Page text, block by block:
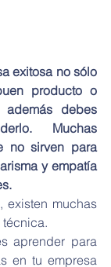
exitosa no sólo
producto o
además debes
Muchas
no sirven para
y empatía
existen muchas
técnica.
aprender para
en tu empresa